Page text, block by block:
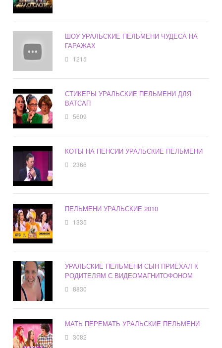
ШОУ УРАЛЬСКИЕ ПЕЛЬМЕНИ ЧУДЕСА НА
ГАРАЖАХ
1215
СТИКЕРЫ УРАЛЬСКИЕ ПЕЛЬМЕНИ ДЛЯ
ВАТСАП
5609
КОТЫ НА ПЕНСИИ УРАЛЬСКИЕ ПЕЛЬМЕНИ
2366
ПЕЛЬМЕНИ УРАЛЬСКИЕ 2010
1335
УРАЛЬСКИЕ ПЕЛЬМЕНИ СЫН ПРИЕХАЛ К
РОДИТЕЛЯМ С ВИДЕОМАГНИТОФОНОМ
8830
МАТЬ ПЕРЕМАТЬ УРАЛЬСКИЕ ПЕЛЬМЕНИ
3082